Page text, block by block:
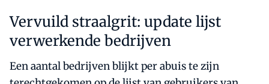
Vervuild straalgrit: update lijst
verwerkende bedrijven
Een aantal bedrijven blijkt per abuis te zijn